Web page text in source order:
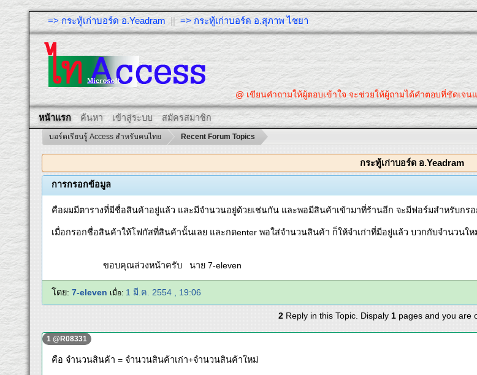
=> กระทู้เก่าบอร์ด อ.Yeadram ||=> กระทู้เก่าบอร์ด อ.สุภาพ ไชยา
@ เขียนคำถามให้ผู้ตอบเข้าใจ จะช่วยให้ผู้ถามได้คำตอบที่ชัดเจน
หน้าแรก ค้นหา เข้าสู่ระบบ สมัครสมาชิก
บอร์ดเรียนรู้ Access สำหรับคนไทย Recent Forum Topics
กระทู้เก่าบอร์ด อ.Yeadram
การกรอกข้อมูล
คือผมมีตารางที่มีชื่อสินค้าอยู่แล้ว และมีจำนวนอยู่ด้วยเช่นกัน และพอมีสินค้าเข้ามาที่ร้านอีก จะมีฟอร์มสำหรับก
เมื่อกรอกชื่อสินค้าให้โฟกัสที่สินค้านั้นเลย และกดenter พอใส่จำนวนสินค้า ก็ให้จำเก่าที่มีอยู่แล้ว บวกกับจำนวนให
ขอบคุณล่วงหน้าครับ นาย 7-eleven
โดย: 7-eleven เมื่อ: 1 มี.ค. 2554 , 19:06
2 Reply in this Topic. Dispaly 1 pages and you are
1 @R08331
คือ จำนวนสินค้า = จำนวนสินค้าเก่า+จำนวนสินค้าใหม่